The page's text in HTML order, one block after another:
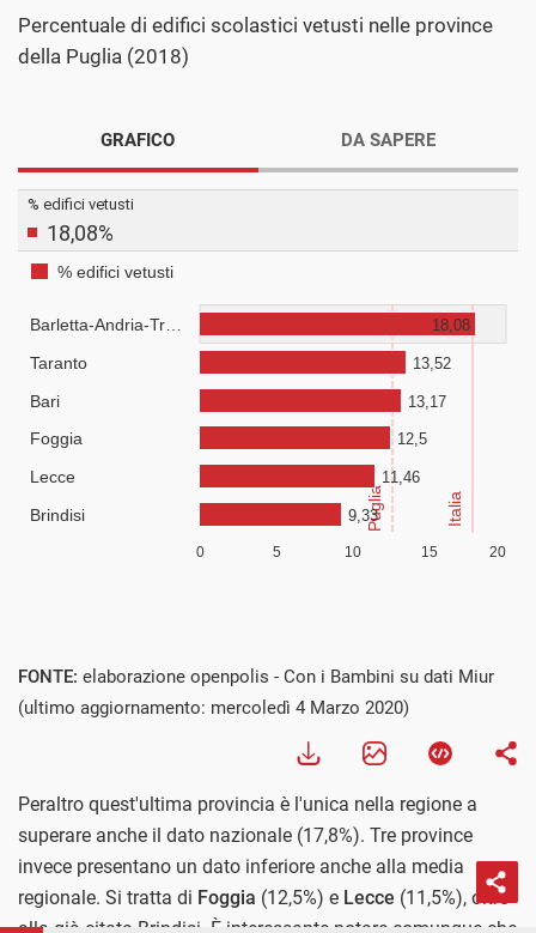
Percentuale di edifici scolastici vetusti nelle province
della Puglia (2018)
GRAFICO DA SAPERE
FONTE: elaborazione openpolis - Con i Bambini su dati Miur
(ultimo aggiornamento: mercoledì 4 Marzo 2020)
Peraltro quest'ultima provincia è l'unica nella regione a
superare anche il dato nazionale (17,8%). Tre province
invece presentano un dato inferiore anche alla media
regionale. Si tratta di Foggia (12,5%) e Lecce (11,5%), oltre